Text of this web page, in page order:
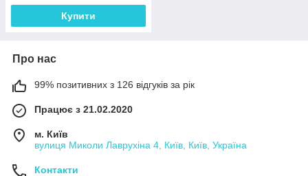
Купити
Про нас
99% позитивних з 126 відгуків за рік
Працює з 21.02.2020
м. Київ
вулиця Миколи Лаврухіна 4, Київ, Київ, Україна
Контакти